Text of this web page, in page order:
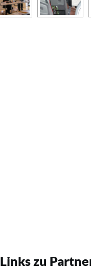
Links zu